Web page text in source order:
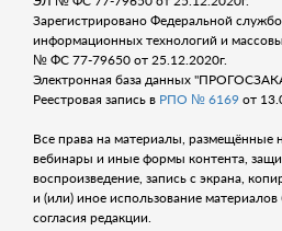
Зарегистрировано Федеральной
информационных технологий и
№ ФС 77-79650 от 25.12.2020г.
Электронная база данных
Реестровая запись в РПО № 6169 от
Все права на материалы, размещённые
вебинары и иные формы контента,
воспроизведение, запись с экрана,
и (или) иное использование материалов
согласия редакции.